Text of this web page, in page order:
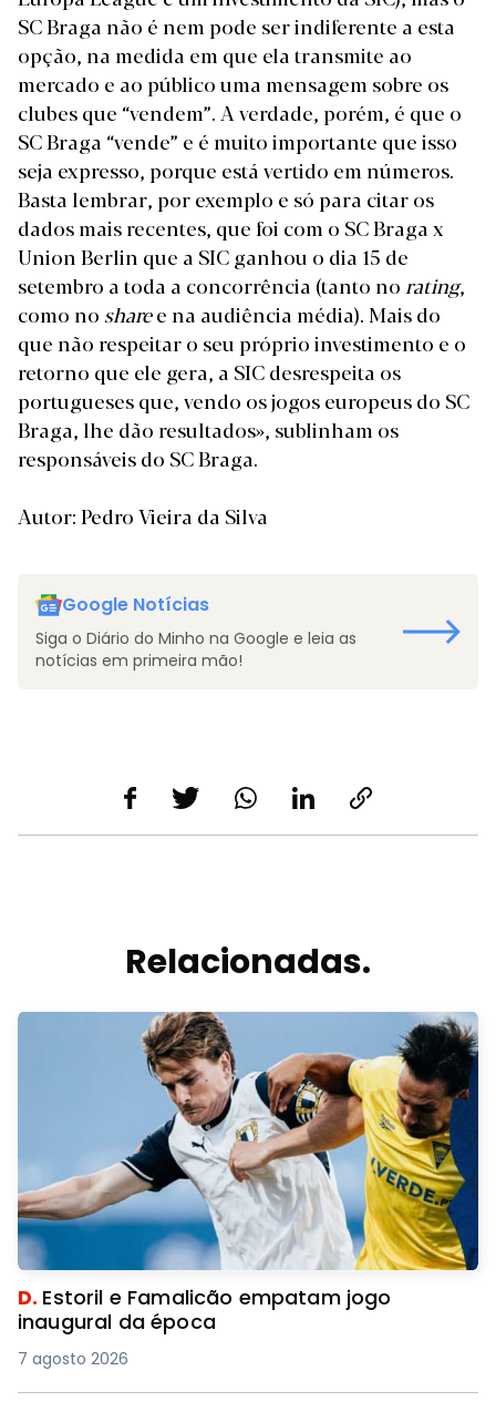
SC Braga não é nem pode ser indiferente a esta
opção, na medida em que ela transmite ao
mercado e ao público uma mensagem sobre os
clubes que “vendem”. A verdade, porém, é que o
SC Braga “vende” e é muito importante que isso
seja expresso, porque está vertido em números.
Basta lembrar, por exemplo e só para citar os
dados mais recentes, que foi com o SC Braga x
Union Berlin que a SIC ganhou o dia 15 de
setembro a toda a concorrência (tanto norating,
como nosharee na audiência média). Mais do
que não respeitar o seu próprio investimento e o
retorno que ele gera, a SIC desrespeita os
portugueses que, vendo os jogos europeus do SC
Braga, lhe dão resultados», sublinham os
responsáveis do SC Braga.
Autor: Pedro Vieira da Silva
Google Notícias
Siga o Diário do Minho na Google e leia as
notícias em primeira mão!
Relacionadas.
D. Estoril e Famalicão empatam jogo
inaugural da época
7 agosto 2026